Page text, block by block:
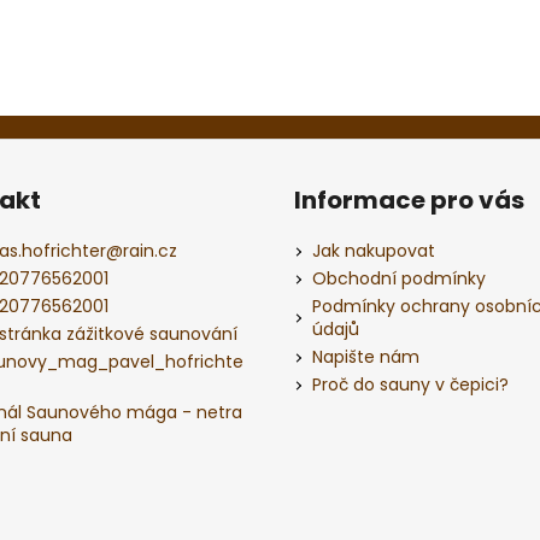
@rain.cz
zážitkové saunování
Saunového mága - netra
sauna
Informace pro vás
Jak nakupovat
Obchodní podmínky
Podmínky ochrany
údajů
Napište nám
Proč do sauny v čepici?